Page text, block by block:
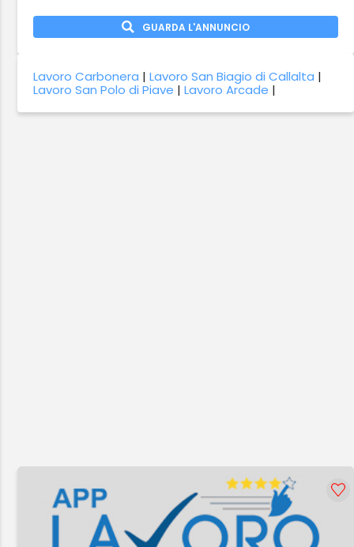
GUARDA L'ANNUNCIO
Lavoro Carbonera |Lavoro San Biagio di Callalta |
Lavoro San Polo di Piave |Lavoro Arcade |